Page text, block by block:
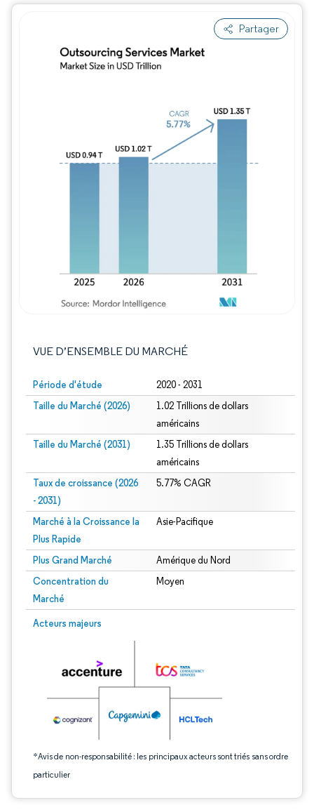
Partager
VUE D’ENSEMBLE DU MARCHÉ
Période d'étude 2020 - 2031
Taille du Marché (2026)
1.02 Trillions de dollars
américains
Taille du Marché (2031)
1.35 Trillions de dollars
américains
Taux de croissance (2026
- 2031)
5.77% CAGR
Marché à la Croissance la
Plus Rapide
Asie-Pacifique
Plus Grand Marché Amérique du Nord
Concentration du
Marché
Moyen
Acteurs majeurs
*Avis de non-responsabilité : les principaux acteurs sont triés sans ordre
particulier
Image © Mordor Intelligence. La réutilisation nécessite une attribution sous CC